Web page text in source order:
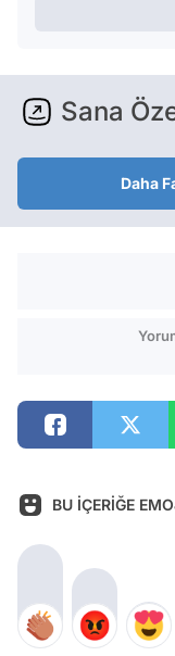
Sana
Daha
BU İÇERİĞE